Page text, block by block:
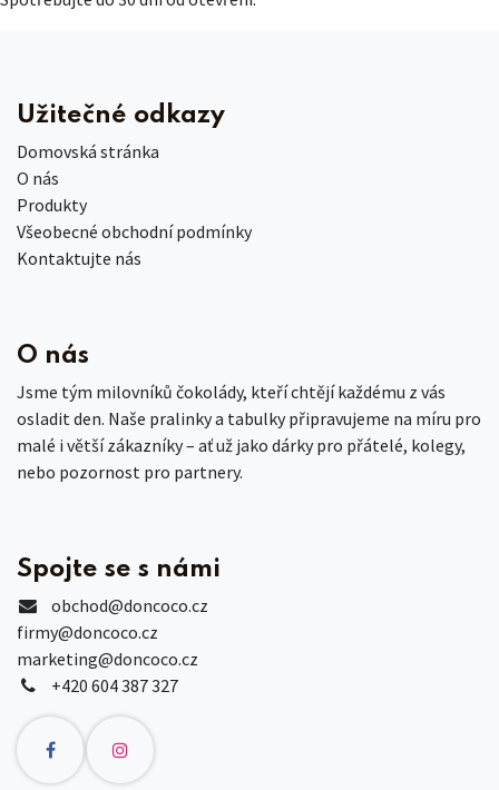
Užitečné odkazy
Domovská stránka
O nás
Produkty
Všeobecné obchodní podmínky
Kontaktujte nás
O nás
Jsme tým milovníků čokolády, kteří chtějí každému z vás
osladit den. Naše pralinky a tabulky připravujeme na míru pro
malé i větší zákazníky – ať už jako dárky pro přátelé, kolegy,
nebo pozornost pro partnery.
Spojte se s námi
obchod@doncoco.cz
firmy@doncoco.cz
marketing@doncoco.cz
+420 604 387 327